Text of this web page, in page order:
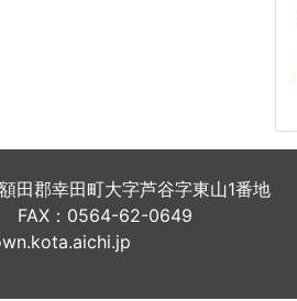
郡幸田町大字芦谷字東山1番地
FAX：0564-62-0649